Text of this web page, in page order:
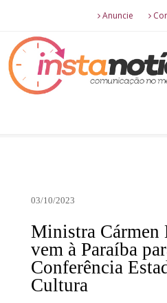
Anuncie
03/10/2023
Ministra Cármen
vem à Paraíba
Conferência
Cultura